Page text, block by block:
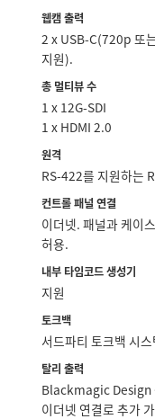
웹캠 출력
2 x USB-C(720p 또
지원).
총 멀티뷰 수
1 x 12G-SDI
1 x HDMI 2.0
원격
RS-422를 지원하는
컨트롤 패널 연결
이더넷. 패널과 케이
허용.
내부 타임코드 생성기
지원
토크백
서드파티 토크백 시
탈리 출력
Blackmagic Design
이더넷 연결로 추가